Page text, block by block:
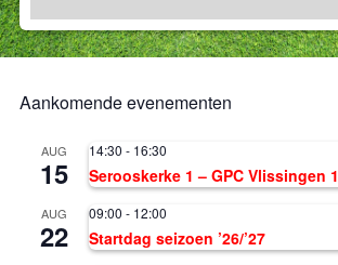
Aankomende evenementen
AUG
15
14:30 - 16:30
Serooskerke 1 – GPC Vlissingen 1
AUG
22
09:00 - 12:00
Startdag seizoen ’26/’27